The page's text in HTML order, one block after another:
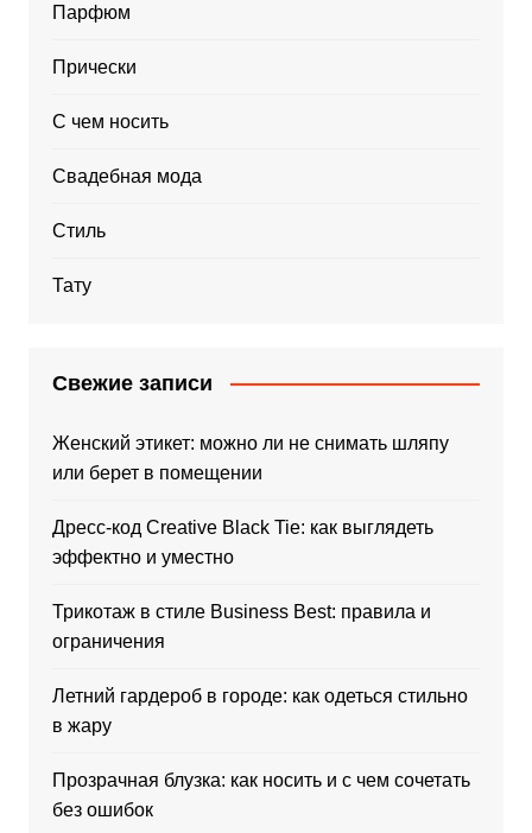
Парфюм
Прически
С чем носить
Свадебная мода
Стиль
Тату
Свежие записи
Женский этикет: можно ли не снимать шляпу
или берет в помещении
Дресс-код Creative Black Tie: как выглядеть
эффектно и уместно
Трикотаж в стиле Business Best: правила и
ограничения
Летний гардероб в городе: как одеться стильно
в жару
Прозрачная блузка: как носить и с чем сочетать
без ошибок